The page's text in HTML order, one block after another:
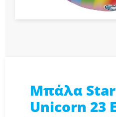
Μπάλα
Unicorn 23